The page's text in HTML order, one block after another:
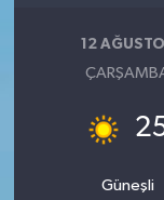
12
Güneşli